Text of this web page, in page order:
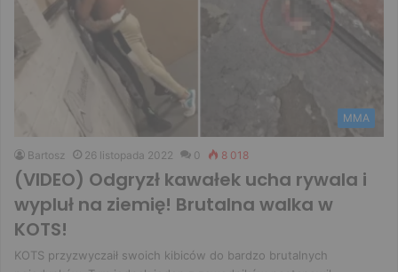
MMA
Bartosz 26 listopada 2022 0 8 018
(VIDEO) Odgryzł kawałek ucha rywala i
wypluł na ziemię! Brutalna walka w
KOTS!
KOTS przyzwyczaił swoich kibiców do bardzo brutalnych